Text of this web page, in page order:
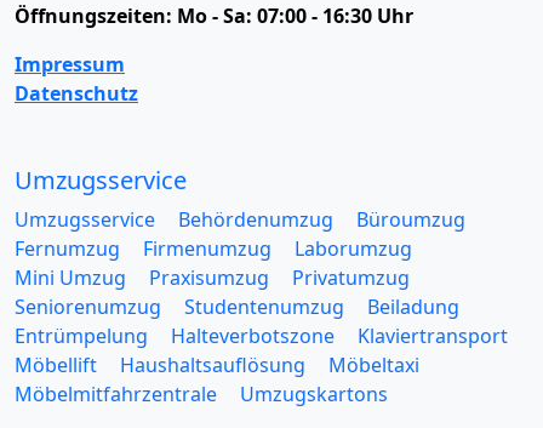
Öffnungszeiten: Mo - Sa: 07:00 - 16:30 Uhr
Impressum
Datenschutz
Umzugsservice
Umzugsservice Behördenumzug
Büroumzug
Fernumzug
Firmenumzug
Laborumzug
Mini Umzug
Praxisumzug
Privatumzug
Seniorenumzug
Studentenumzug
Beiladung
Entrümpelung
Halteverbotszone
Klaviertransport
Möbellift
Haushaltsauflösung
Möbeltaxi
Möbelmitfahrzentrale
Umzugskartons